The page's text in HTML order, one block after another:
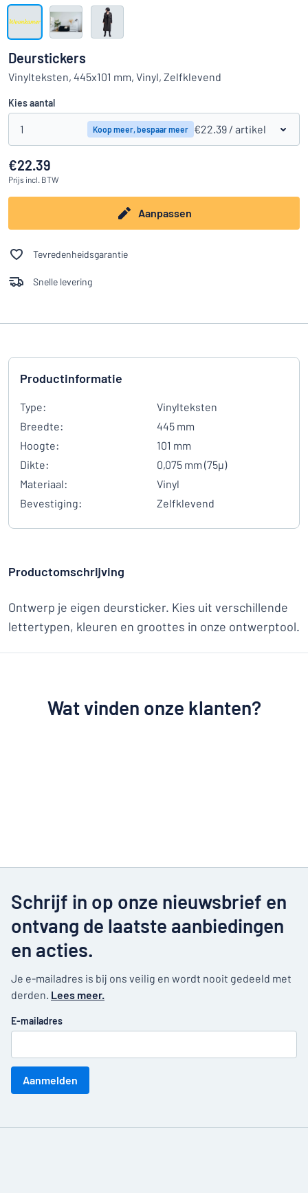
Kun je niet vinden wat je zoekt? Ontwerp uw bord hier
Toon alle categorieën
Inloggen
Klantenservice
Consument Bedrijf
Deurstickers
Vinylteksten, 445x101 mm, Vinyl, Zelfklevend
Kies aantal
1 Koop meer, bespaar meer €22.39 / artikel
€22.39
Prijs incl. BTW
Aanpassen
Tevredenheidsgarantie
Snelle levering
Productinformatie
Type:
Vinylteksten
Breedte:
445 mm
Hoogte:
101 mm
Dikte:
0,075 mm (75µ)
Materiaal:
Vinyl
Bevestiging:
Zelfklevend
Productomschrijving
Ontwerp je eigen deursticker. Kies uit verschillende
lettertypen, kleuren en groottes in onze ontwerptool.
Wat vinden onze klanten?
Schrijf in op onze nieuwsbrief en
ontvang de laatste aanbiedingen
en acties.
Je e-mailadres is bij ons veilig en wordt nooit gedeeld met
derden. Lees meer.
E-mailadres
Aanmelden